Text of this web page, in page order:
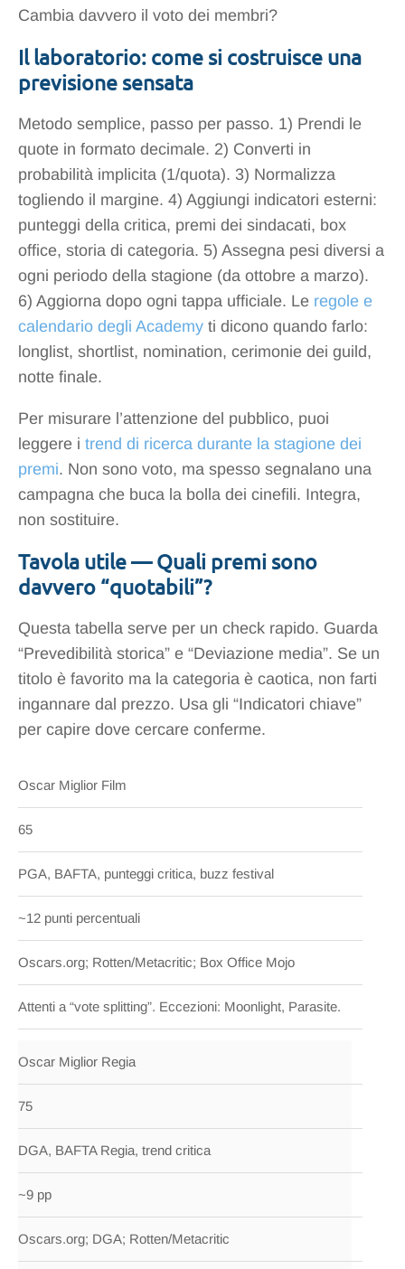
Cambia davvero il voto dei membri?
Il laboratorio: come si costruisce una
previsione sensata
Metodo semplice, passo per passo. 1) Prendi le
quote in formato decimale. 2) Converti in
probabilità implicita (1/quota). 3) Normalizza
togliendo il margine. 4) Aggiungi indicatori esterni:
punteggi della critica, premi dei sindacati, box
office, storia di categoria. 5) Assegna pesi diversi a
ogni periodo della stagione (da ottobre a marzo).
6) Aggiorna dopo ogni tappa ufficiale. Le regole e
calendario degli Academy ti dicono quando farlo:
longlist, shortlist, nomination, cerimonie dei guild,
notte finale.
Per misurare l’attenzione del pubblico, puoi
leggere i trend di ricerca durante la stagione dei
premi. Non sono voto, ma spesso segnalano una
campagna che buca la bolla dei cinefili. Integra,
non sostituire.
Tavola utile — Quali premi sono
davvero “quotabili”?
Questa tabella serve per un check rapido. Guarda
“Prevedibilità storica” e “Deviazione media”. Se un
titolo è favorito ma la categoria è caotica, non farti
ingannare dal prezzo. Usa gli “Indicatori chiave”
per capire dove cercare conferme.
Oscar Miglior Film
65
PGA, BAFTA, punteggi critica, buzz festival
~12 punti percentuali
Oscars.org; Rotten/Metacritic; Box Office Mojo
Attenti a “vote splitting”. Eccezioni: Moonlight, Parasite.
Oscar Miglior Regia
75
DGA, BAFTA Regia, trend critica
~9 pp
Oscars.org; DGA; Rotten/Metacritic